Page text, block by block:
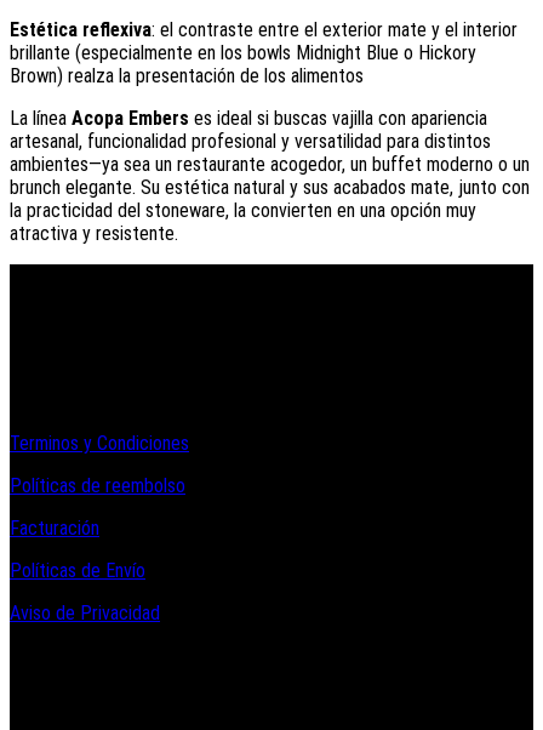
Estética reflexiva: el contraste entre el exterior mate y el interior
brillante (especialmente en los bowls Midnight Blue o Hickory
Brown) realza la presentación de los alimentos
La línea Acopa Embers es ideal si buscas vajilla con apariencia
artesanal, funcionalidad profesional y versatilidad para distintos
ambientes—ya sea un restaurante acogedor, un buffet moderno o un
brunch elegante. Su estética natural y sus acabados mate, junto con
la practicidad del stoneware, la convierten en una opción muy
atractiva y resistente.
Terminos y Condiciones
Políticas de reembolso
Facturación
Políticas de Envío
Aviso de Privacidad